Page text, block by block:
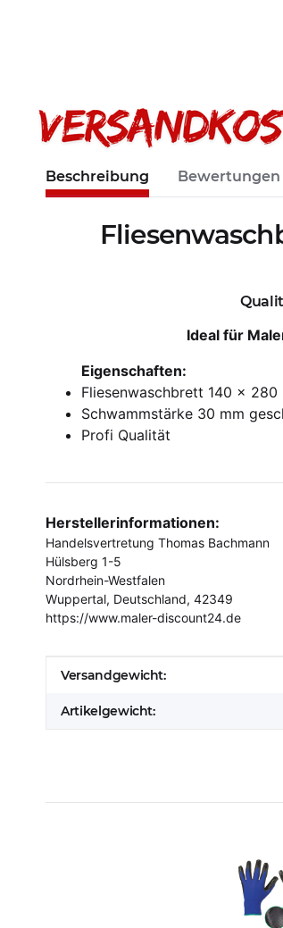
Beschreibung Bewertungen
Ideal für
Eigenschaften:
Fliesenwaschbrett 140 x 280
Schwammstärke 30 mm
Profi Qualität
Herstellerinformationen:
Handelsvertretung Thomas Bachmann
Hülsberg 1-5
Nordrhein-Westfalen
Wuppertal, Deutschland, 42349
https://www.maler-discount24.de
Produkteigenschaft
Wert
Versandgewicht:
Artikelgewicht: